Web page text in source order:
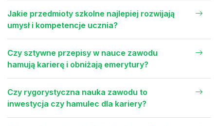
Jakie przedmioty szkolne najlepiej rozwijają
umysł i kompetencje ucznia?
Czy sztywne przepisy w nauce zawodu
hamują karierę i obniżają emerytury?
Czy rygorystyczna nauka zawodu to
inwestycja czy hamulec dla kariery?